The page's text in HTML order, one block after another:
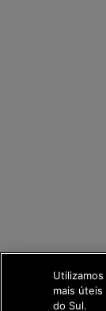
mais
do Sul.